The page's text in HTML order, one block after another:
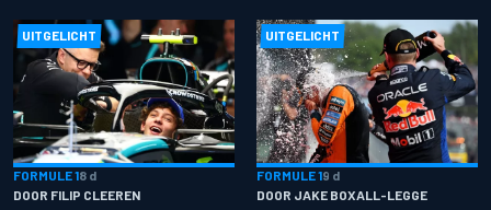
UITGELICHT
FORMULE 18 d
DOOR FILIP CLEEREN
UITGELICHT
FORMULE 19 d
DOOR JAKE BOXALL-LEGGE